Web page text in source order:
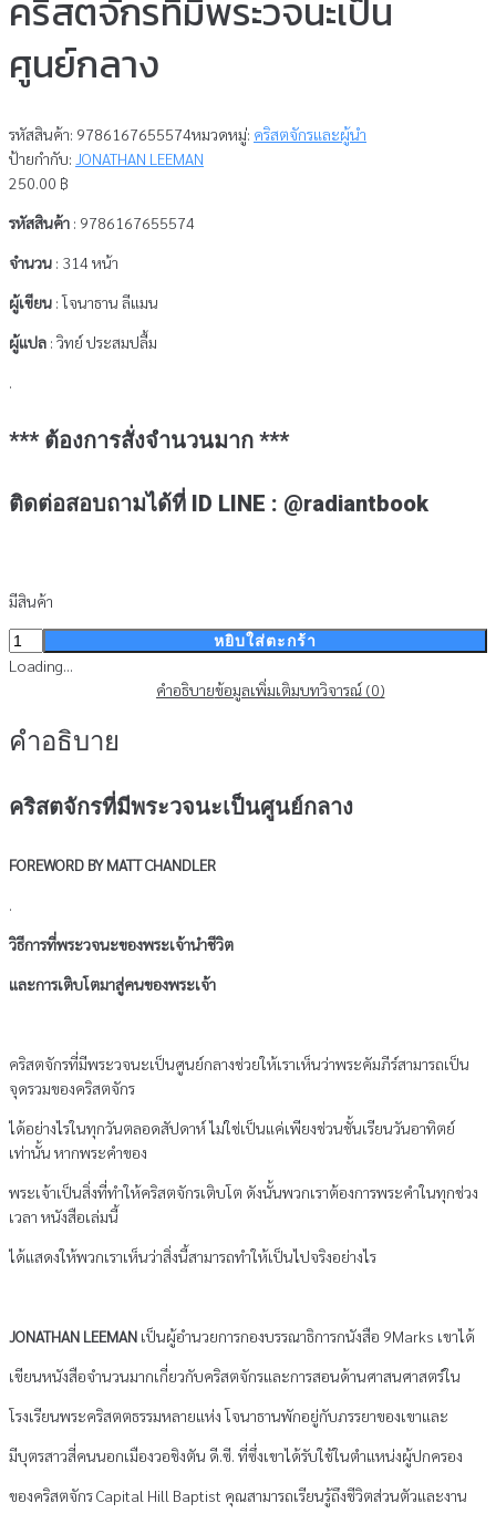
คริสตจักรที่มีพระวจนะเป็น
ศูนย์กลาง
รหัสสินค้า: 9786167655574หมวดหมู่: คริสตจักรและผู้นำ
ป้ายกำกับ: JONATHAN LEEMAN
250.00 ฿
รหัสสินค้า : 9786167655574
จำนวน : 314 หน้า
ผู้เขียน : โจนาธาน ลีแมน
ผู้แปล : วิทย์ ประสมปลื้ม
.
*** ต้องการสั่งจำนวนมาก ***
ติดต่อสอบถามได้ที่ ID LINE : @radiantbook
มีสินค้า
จำนวน
ค
จักร
พระ
เป็น
ชิ้น
หยิบใส่ตะกร้า
Loading...
คำอธิบายข้อมูลเพิ่มเติมบทวิจารณ์ (0)
คำอธิบาย
คริสตจักรที่มีพระวจนะเป็นศูนย์กลาง
FOREWORD BY MATT CHANDLER
.
วิธีการที่พระวจนะของพระเจ้านำชีวิต
และการเติบโตมาสู่คนของพระเจ้า
คริสตจักรที่มีพระวจนะเป็นศูนย์กลางช่วยให้เราเห็นว่าพระคัมภีร์สามารถเป็น
จุดรวมของคริสตจักร
ได้อย่างไรในทุกวันตลอดสัปดาห์ ไม่ใช่เป็นแค่เพียงช่วนชั้นเรียนวันอาทิตย์
เท่านั้น หากพระคำของ
พระเจ้าเป็นสิ่งที่ทำให้คริสตจักรเติบโต ดังนั้นพวกเราต้องการพระคำในทุกช่วง
เวลา หนังสือเล่มนี้
ได้แสดงให้พวกเราเห็นว่าสิ่งนี้สามารถทำให้เป็นไปจริงอย่างไร
JONATHAN LEEMAN เป็นผู้อำนวยการกองบรรณาธิการกนังสือ 9Marks เขาได้
เขียนหนังสือจำนวนมากเกี่ยวกับคริสตจักรและการสอนด้านศาสนศาสตร์ใน
โรงเรียนพระคริสตตธรรมหลายแห่ง โจนาธานพักอยู่กับภรรยาของเขาและ
มีบุตรสาวสี่คนนอกเมืองวอชิงตัน ดี.ซี. ที่ซึ่งเขาได้รับใช้ในตำแหน่งผู้ปกครอง
ของคริสตจักร Capital Hill Baptist คุณสามารถเรียนรู้ถึงชีวิตส่วนตัวและงาน